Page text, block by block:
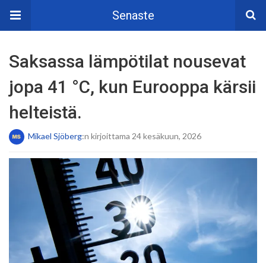
Senaste
Saksassa lämpötilat nousevat
jopa 41 °C, kun Eurooppa kärsii
helteistä.
Mikael Sjöberg:n kirjoittama 24 kesäkuun, 2026